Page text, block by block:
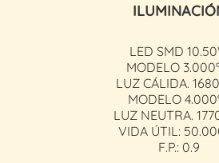
LED SMD
MODELO
LUZ CÁLIDA.
MODELO
LUZ NEUTRA.
VIDA ÚTIL:
F.P.: 0.9